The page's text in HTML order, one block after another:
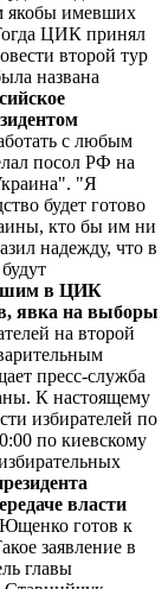
якобы имевших
ЦИК принял
второй тур
названа
с любым
посол РФ на
"Я
будет готово
кто бы им ни
надежду, что в
в ЦИК
явка на выборы
на второй
пресс-служба
К настоящему
избирателей по
по киевскому
власти
готов к
заявление в
главы